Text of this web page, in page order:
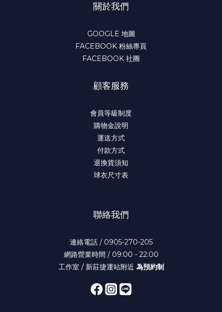
關於我們
GOOGLE 地圖
FACEBOOK 粉絲專頁
FACEBOOK 社團
顧客服務
會員等級制度
購物金說明
運送方式
付款方式
退換貨須知
球衣尺寸表
聯絡我們
連絡電話 / 0905-270-205
網路營業時間 / 09:00 - 22:00
工作室 / 新莊捷運站附近 為預約制